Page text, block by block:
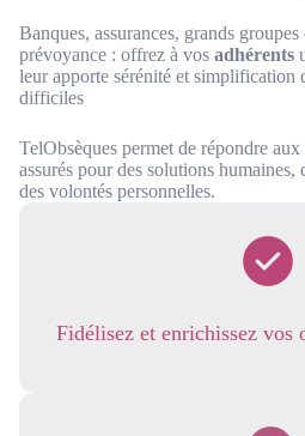
Fidélisez et enrichissez vos
Banques, assurances, grands
prévoyance : offrez à vos adhérents
leur apporte sérénité et simplification
difficiles
TelObsèques permet de répondre
assurés pour des solutions humaines,
des volontés personnelles.